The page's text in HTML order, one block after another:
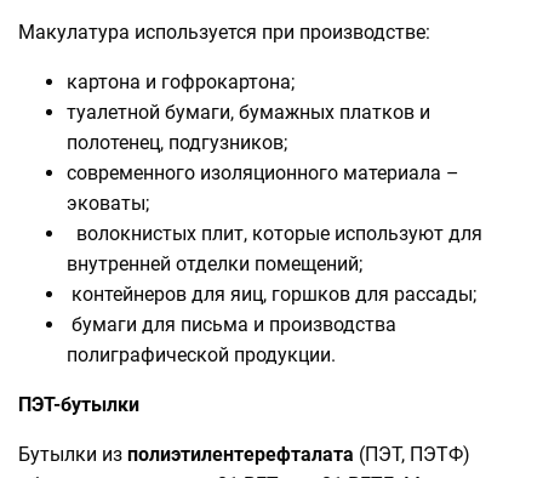
Макулатура используется при производстве:
картона и гофрокартона;
туалетной бумаги, бумажных платков и
полотенец, подгузников;
современного изоляционного материала –
эковаты;
волокнистых плит, которые используют для
внутренней отделки помещений;
контейнеров для яиц, горшков для рассады;
бумаги для письма и производства
полиграфической продукции.
ПЭТ-бутылки
Бутылки из полиэтилентерефталата (ПЭТ, ПЭТФ)